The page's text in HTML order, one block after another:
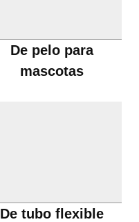
De pelo para
mascotas
De tubo flexible